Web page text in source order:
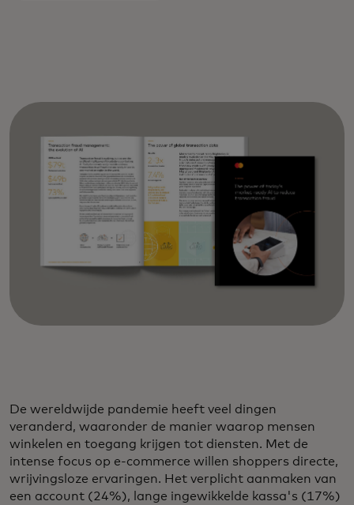
De wereldwijde pandemie heeft veel dingen
veranderd, waaronder de manier waarop mensen
winkelen en toegang krijgen tot diensten. Met de
intense focus op e-commerce willen shoppers directe,
wrijvingsloze ervaringen. Het verplicht aanmaken van
een account (24%), lange ingewikkelde kassa's (17%)